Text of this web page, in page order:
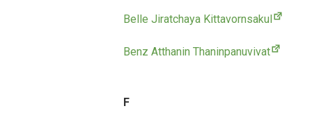
Belle Jiratchaya Kittavornsakul
Benz Atthanin Thaninpanuvivat
F